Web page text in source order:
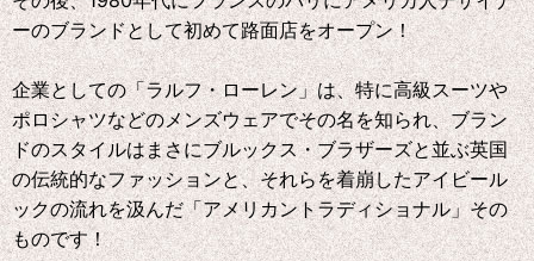
ーのブランドとして初めて路面店をオープン！
企業としての「ラルフ・ローレン」は、特に高級スーツや
ポロシャツなどのメンズウェアでその名を知られ、ブラン
ドのスタイルはまさにブルックス・ブラザーズと並ぶ英国
の伝統的なファッションと、それらを着崩したアイビール
ックの流れを汲んだ「アメリカントラディショナル」その
ものです！